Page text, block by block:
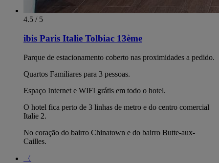
4.5 / 5
ibis Paris Italie Tolbiac 13ème
Parque de estacionamento coberto nas proximidades a pedido.
Quartos Familiares para 3 pessoas.
Espaço Internet e WIFI grátis em todo o hotel.
O hotel fica perto de 3 linhas de metro e do centro comercial
Italie 2.
No coração do bairro Chinatown e do bairro Butte-aux-
Cailles.
〈